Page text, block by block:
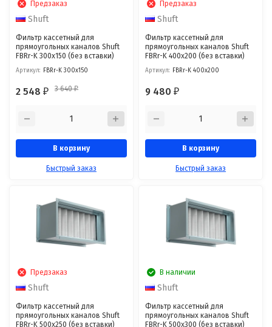
Предзаказ
Shuft
Фильтр кассетный для
прямоугольных каналов Shuft
FBRr-K 300x150 (без вставки)
Артикул: FBRr-K 300x150
2 548₽ 3 640₽
В корзину
Быстрый заказ
Предзаказ
Shuft
Фильтр кассетный для
прямоугольных каналов Shuft
FBRr-K 400x200 (без вставки)
Артикул: FBRr-K 400x200
9 480₽
В корзину
Быстрый заказ
Предзаказ
Shuft
Фильтр кассетный для
прямоугольных каналов Shuft
FBRr-K 500x250 (без вставки)
В наличии
Shuft
Фильтр кассетный для
прямоугольных каналов Shuft
FBRr-K 500x300 (без вставки)